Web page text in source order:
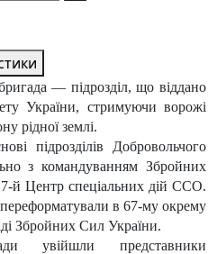
— підрозділ, що віддано
України, стримуючи ворожі
рідної землі.
підрозділів Добровольчого
з командуванням Збройних
й Центр спеціальних дій ССО.
в 67-му окрему
Збройних Сил України.
увійшли представники